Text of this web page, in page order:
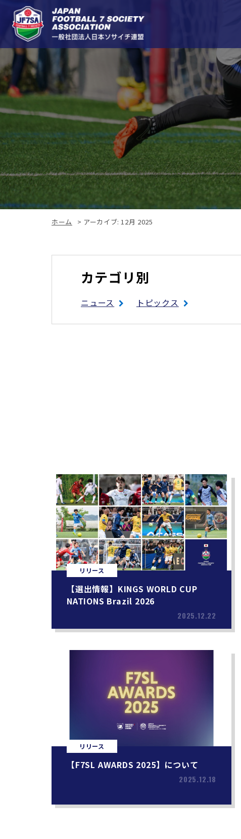
ホーム > アーカイブ: 12月 2025
カテゴリ別
ニュース トピックス
リリース
【選出情報】KINGS WORLD CUP
NATIONS Brazil 2026
2025.12.22
リリース
【F7SL AWARDS 2025】について
2025.12.18